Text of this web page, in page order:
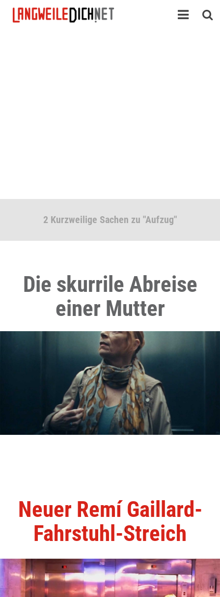
2 Kurzweilige Sachen zu "Aufzug"
Die skurrile Abreise
einer Mutter
Neuer Remí Gaillard-
Fahrstuhl-Streich